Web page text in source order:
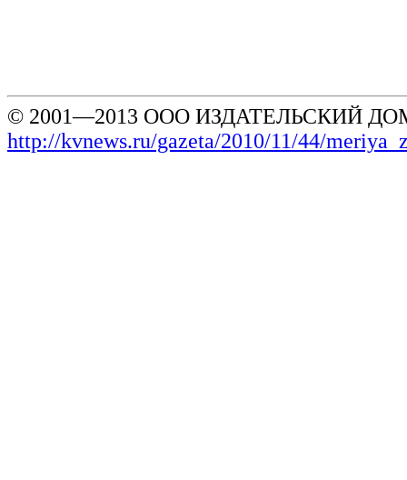
© 2001—2013 ООО ИЗДАТЕЛЬСКИЙ
http://kvnews.ru/gazeta/2010/11/44/